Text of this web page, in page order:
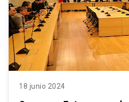
18 junio 2024